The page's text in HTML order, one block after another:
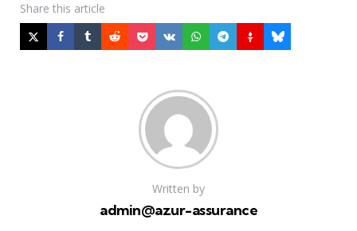
Share this article
Written by
admin@azur-assurance